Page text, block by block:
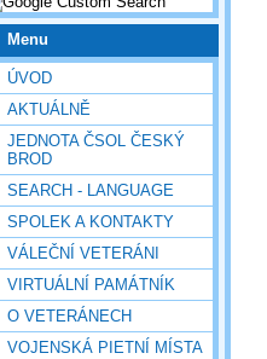
Menu
ÚVOD
AKTUÁLNĚ
JEDNOTA ČSOL ČESKÝ
BROD
SEARCH - LANGUAGE
SPOLEK A KONTAKTY
VÁLEČNÍ VETERÁNI
VIRTUÁLNÍ PAMÁTNÍK
O VETERÁNECH
VOJENSKÁ PIETNÍ MÍSTA